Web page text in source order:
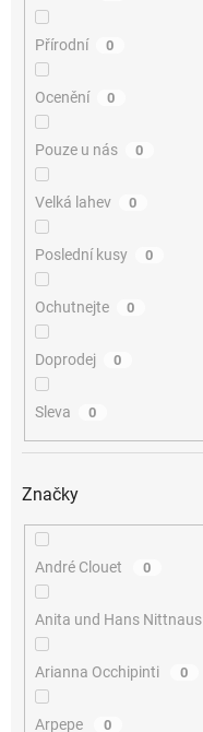
Přírodní 0
Ocenění 0
Pouze u nás 0
Velká lahev 0
Poslední kusy 0
Ochutnejte 0
Doprodej 0
Sleva 0
Značky
André Clouet 0
Anita und Hans Nittnaus
Arianna Occhipinti 0
Arpepe 0